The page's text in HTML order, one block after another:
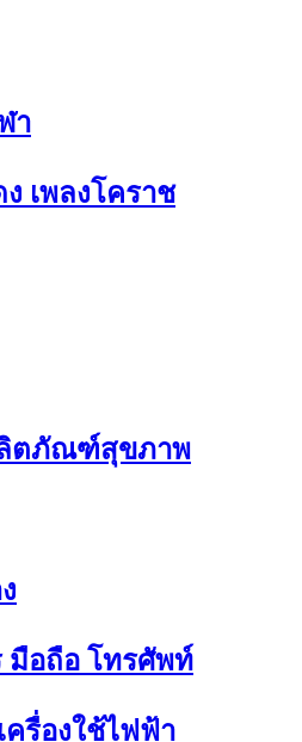
า
เพลงโคราช
ตภัณฑ์สุขภาพ
อถือ โทรศัพท์
รื่องใช้ไฟฟ้า